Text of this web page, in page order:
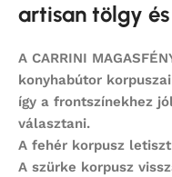
artisan tölgy
A CARRINI
konyhabútor
így a frontszínekhez
választani.
A fehér korpusz
A szürke korpusz